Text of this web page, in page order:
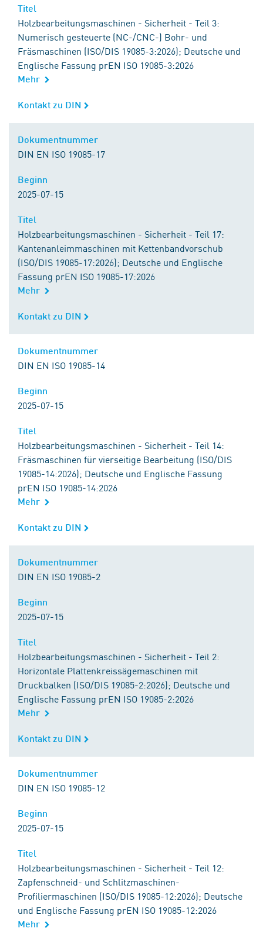
Titel
Holzbearbeitungsmaschinen - Sicherheit - Teil 3:
Numerisch gesteuerte (NC-/CNC-) Bohr- und
Fräsmaschinen (ISO/DIS 19085-3:2026); Deutsche und
Englische Fassung prEN ISO 19085-3:2026
Mehr
Kontakt zu DIN
Kontakt zu DIN
Dokumentnummer
DIN EN ISO 19085-17
Beginn
2025-07-15
Titel
Holzbearbeitungsmaschinen - Sicherheit - Teil 17:
Kantenanleimmaschinen mit Kettenbandvorschub
(ISO/DIS 19085-17:2026); Deutsche und Englische
Fassung prEN ISO 19085-17:2026
Mehr
Kontakt zu DIN
Kontakt zu DIN
Dokumentnummer
DIN EN ISO 19085-14
Beginn
2025-07-15
Titel
Holzbearbeitungsmaschinen - Sicherheit - Teil 14:
Fräsmaschinen für vierseitige Bearbeitung (ISO/DIS
19085-14:2026); Deutsche und Englische Fassung
prEN ISO 19085-14:2026
Mehr
Kontakt zu DIN
Kontakt zu DIN
Dokumentnummer
DIN EN ISO 19085-2
Beginn
2025-07-15
Titel
Holzbearbeitungsmaschinen - Sicherheit - Teil 2:
Horizontale Plattenkreissägemaschinen mit
Druckbalken (ISO/DIS 19085-2:2026); Deutsche und
Englische Fassung prEN ISO 19085-2:2026
Mehr
Kontakt zu DIN
Kontakt zu DIN
Dokumentnummer
DIN EN ISO 19085-12
Beginn
2025-07-15
Titel
Holzbearbeitungsmaschinen - Sicherheit - Teil 12:
Zapfenschneid- und Schlitzmaschinen-
Profiliermaschinen (ISO/DIS 19085-12:2026); Deutsche
und Englische Fassung prEN ISO 19085-12:2026
Mehr